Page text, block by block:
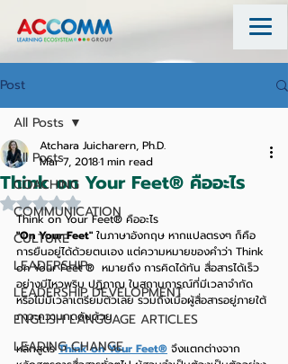
Post
All Posts
COACHING
COMMUNICATION
CULTURE
LEADERSHIP
LEADERSHIP DEVELOPMENT
ENGLISH LANGUAGE ARTICLES
LEADING CHANGE
All Posts
Think on Your Feet® คืออะไร
Atchara Juicharern, Ph.D.
Mar 7, 20181 min read
Rated NaN out of 5 stars.
Think on Your Feet® คืออะไร
"On Your Feet" ในภาษาอังกฤษ หากแปลตรงๆ ก็คือ
การยืนอยู่ได้ด้วยตนเอง แต่ความหมายของคำว่า Think
on Your Feet ®  หมายถึง การคิดได้ทัน สื่อสารได้เร็ว
อย่างมีไหวพริบ ปฏิภาณ ในสถานการณ์ที่มีเวลาจำกัด
หรือไม่มีเวลาเตรียมตัวเลย รวมถึงเมื่อผู้สื่อสารอยู่ภายใต้
ภาวะความกดดันด้วย
หลักสูตร Think on Your Feet® จึงแตกต่างจาก